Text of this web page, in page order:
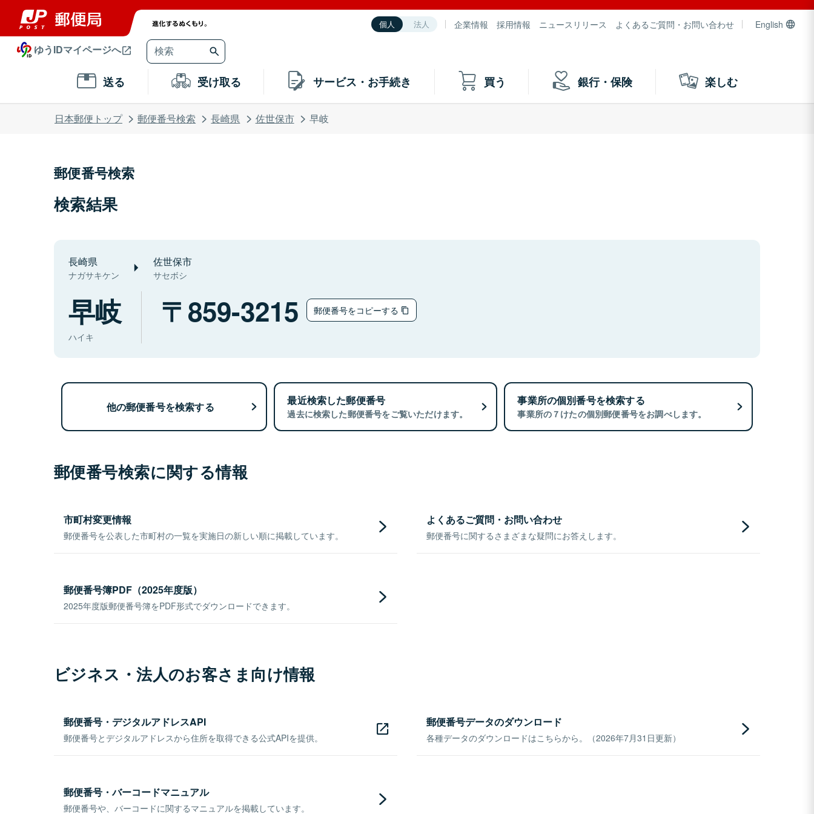
個人 法人 企業情報 採用情報 ニュースリリース よくあるご質問・お問い合わせ English
ゆうIDマイページへ
送る 受け取る サービス・お手続き 買う 銀行・保険 楽しむ
日本郵便トップ 郵便番号検索 長崎県 佐世保市 早岐
郵便番号検索
検索結果
長崎県
ナガサキケン
佐世保市
サセボシ
早岐
ハイキ
859-3215 郵便番号をコピーする
他の郵便番号を検索する 最近検索した郵便番号
過去に検索した郵便番号をご覧いただけます。
事業所の個別番号を検索する
事業所の７けたの個別郵便番号をお調べします。
郵便番号検索に関する情報
市町村変更情報
郵便番号を公表した市町村の一覧を実施日の新しい順に掲載しています。
よくあるご質問・お問い合わせ
郵便番号に関するさまざまな疑問にお答えします。
郵便番号簿PDF（2025年度版）
2025年度版郵便番号簿をPDF形式でダウンロードできます。
ビジネス・法人のお客さま向け情報
郵便番号・デジタルアドレスAPI
郵便番号とデジタルアドレスから住所を取得できる公式APIを提供。
郵便番号データのダウンロード
各種データのダウンロードはこちらから。（2026年7月31日更新）
郵便番号・バーコードマニュアル
郵便番号や、バーコードに関するマニュアルを掲載しています。